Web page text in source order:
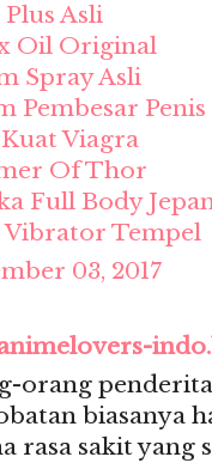
Asli
Oil Original
Spray Asli
Pembesar Penis
Viagra
Of Thor
Full Body
Tempel
03, 2017
orang
biasanya
rasa sakit yang